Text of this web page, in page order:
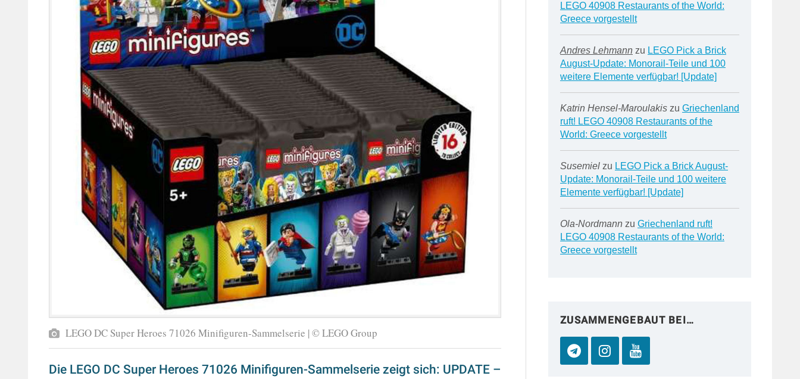
LEGO DC Super Heroes 71026 Minifiguren-Sammelserie | © LEGO Group
Die LEGO DC Super Heroes 71026 Minifiguren-Sammelserie zeigt sich: UPDATE –
LEGO 40908 Restaurants of the World:
Greece vorgestellt
Andres Lehmannzu LEGO Pick a Brick
August-Update: Monorail-Teile und 100
weitere Elemente verfügbar! [Update]
Katrin Hensel-Maroulakiszu Griechenland
ruft! LEGO 40908 Restaurants of the
World: Greece vorgestellt
Susemielzu LEGO Pick a Brick August-
Update: Monorail-Teile und 100 weitere
Elemente verfügbar! [Update]
Ola-Nordmannzu Griechenland ruft!
LEGO 40908 Restaurants of the World:
Greece vorgestellt
ZUSAMMENGEBAUT BEI…